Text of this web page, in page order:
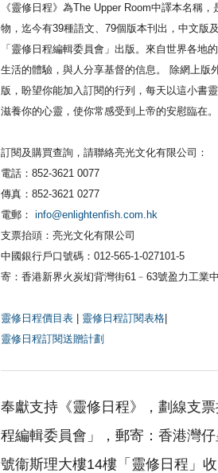
《靈修日程》為The Upper Room中譯本名稱
物，迄今有39種語文、79個版本刊出，中文版
「靈修日程編輯委員會」出版。來自世界各地
生活的體驗，與人分享基督的信息。 除網上版
版，盼望你能加入訂閱的行列，每天以這小書
滋養你的心靈，使你常感受到上帝的安慰臨在。
訂閱及購買查詢，請聯絡亮光文化有限公司：
電話：852-3621 0077
傳真：852-3621 0277
電郵： info@enlightenfish.com.hk
支票抬頭：亮光文化有限公司
中國銀行戶口號碼：012-565-1-027101-5
寄：香港新界火炭㘭背灣街61﹣63號盈力工業
靈修日程價目表 | 靈修日程訂閱表格|
靈修日程訂閱送贈計劃
奉獻支持《靈修日程》，劃線支
程編輯委員會」，郵寄：香港灣
號衞斯理大樓14樓「靈修日程」